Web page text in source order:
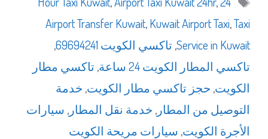
Airport Transfer Kuwait,Kuwait Airport Taxi,Taxi
Service in Kuwait
, تاكسي الكويت 69694241
,
تاكسي المطار الكويت 24 ساعة
, تاكسي مطار
الكويت, حجز تاكسي مطار الكويت, خدمة
التوصيل من المطار , خدمة نقل المطار , سيارات
الأجرة الكويت, سيارات مريحة الكويت